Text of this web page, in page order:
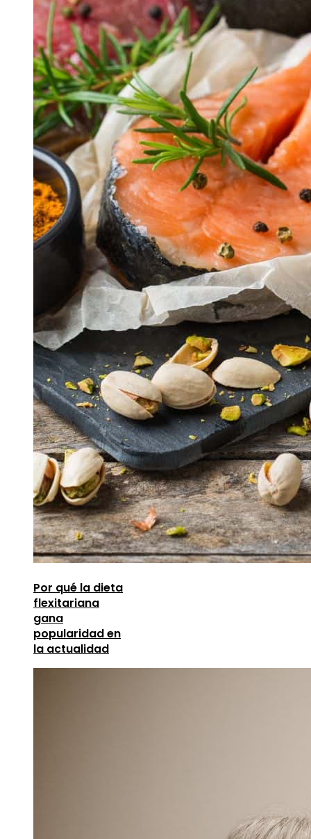
Por qué la dieta
flexitariana
gana
popularidad en
la actualidad